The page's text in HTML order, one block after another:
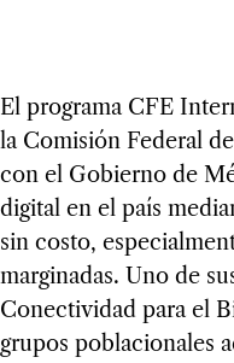
El programa CFE
la Comisión Federal
con el Gobierno de
digital en el país
sin costo,
marginadas. Uno de
Conectividad para el
grupos poblacionales